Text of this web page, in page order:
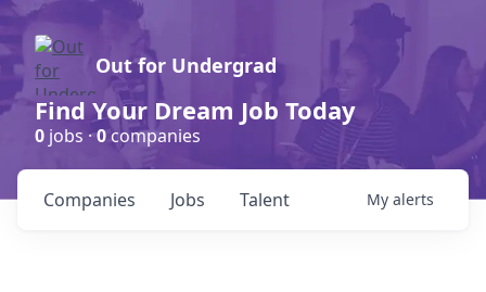
Out for Undergrad
Find Your Dream Job Today
0 jobs ·0companies
Jobs
Companies Talent My alerts